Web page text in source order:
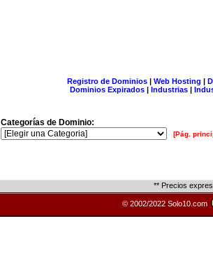
Registro de Dominios| Web Hosting |
Dominios Expirados | Industrias |
Categorías de Dominio:
[Pág.
** Precios
© 2002/2022 Solo10.com